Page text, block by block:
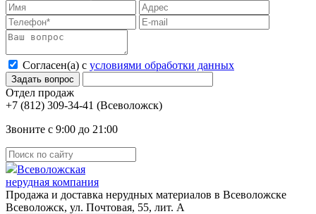
Согласен(а) с условиями обработки данных
Отдел продаж
(Всеволожск)
Звоните с 9:00 до 21:00
Всеволожская
нерудная компания
Продажа и доставка нерудных материалов в Всеволожске
Всеволожск, ул. Почтовая, 55, лит. А